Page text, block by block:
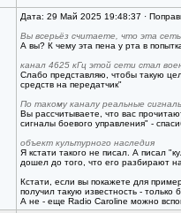
Дата: 29 Май 2025 19:48:37 ·
Вы всерьёз считаете, что эта
А вы? К чему эта пена у рта в
канал 4625 кГц этой сети стал
Слабо представляю, чтобы такую
средств на передатчик"
По такому каналу реальные
Вы рассчитываете, что вас
сигналы боевого управления" -
объект культурного наследия
Я кстати такого не писал. А писал
дошел до того, что его разбирают
Кстати, если вы покажете для
получил такую известность - только
А не - еще Radio Caroline можно